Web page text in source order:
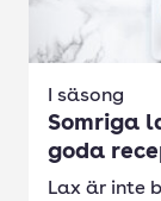
I säsong
Somriga
goda
Lax är inte